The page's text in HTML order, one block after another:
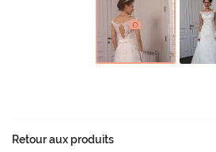
Retour aux produits